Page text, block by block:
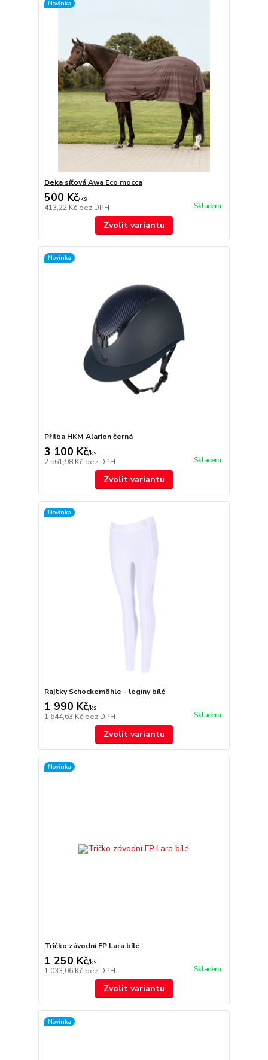
Novinka
Deka síťová Awa Eco mocca
500 Kč/ks
413,22 Kč bez DPH Skladem
Zvolit variantu
Novinka
Přilba HKM Alarion černá
3 100 Kč/ks
2 561,98 Kč bez DPH Skladem
Zvolit variantu
Novinka
Rajtky Schockemöhle - legíny bílé
1 990 Kč/ks
1 644,63 Kč bez DPH Skladem
Zvolit variantu
Novinka
Tričko závodní FP Lara bílé
1 250 Kč/ks
1 033,06 Kč bez DPH Skladem
Zvolit variantu
Novinka